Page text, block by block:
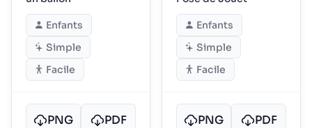
Enfants
Simple
Facile
PNG PDF
Enfants
Simple
Facile
PNG PDF